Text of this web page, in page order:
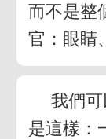
而不是整
官：眼睛
我們
是這樣：